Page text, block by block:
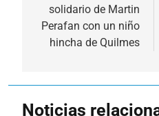
entradas
solidario de Martin
Perafan con un niño
hincha de Quilmes
Noticias